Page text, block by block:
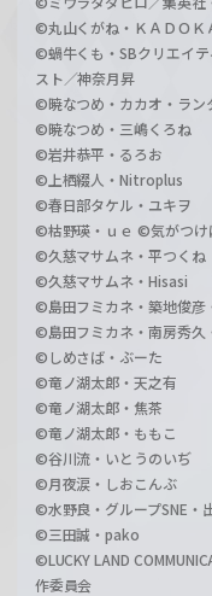
©丸山くがね・ＫＡＤＯＫ
©蝸牛くも・SBクリエイ
スト／神奈月昇
©暁なつめ・カカオ・ラン
©暁なつめ・三嶋くろね
©岩井恭平・るろお
©上栖綴人・Nitroplus
©春日部タケル・ユキヲ
©枯野瑛・ｕｅ ©気がつけ
©久慈マサムネ・平つくね
©久慈マサムネ・Hisasi
©島田フミカネ・築地俊彦
©島田フミカネ・南房秀久
©しめさば・ぶーた
©竜ノ湖太郎・天之有
©竜ノ湖太郎・焦茶
©竜ノ湖太郎・ももこ
©谷川流・いとうのいぢ
©月夜涙・しおこんぶ
©水野良・グループSNE・
©三田誠・pako
©LUCKY LAND
作委員会